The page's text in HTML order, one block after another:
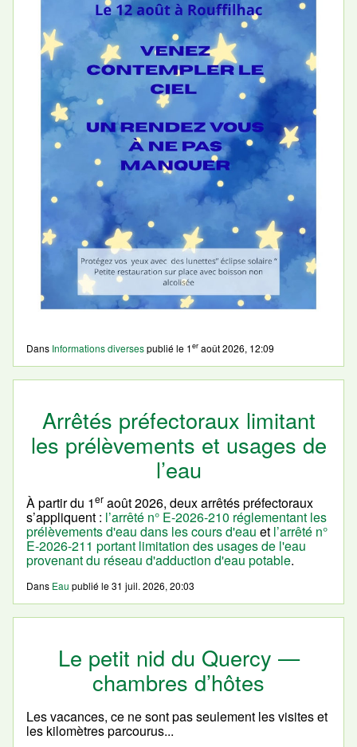
Dans Informations diversespublié le 1er août 2026, 12:09
Arrêtés préfectoraux limitant
les prélèvements et usages de
l’eau
À partir du 1er août 2026, deux arrêtés préfectoraux
s’appliquent : l’arrêté n° E-2026-210 réglementant les
prélèvements d'eau dans les cours d'eau et l’arrêté n°
E-2026-211 portant limitation des usages de l'eau
provenant du réseau d'adduction d'eau potable.
Dans Eau publié le31 juil. 2026, 20:03
Le petit nid du Quercy —
chambres d’hôtes
Les vacances, ce ne sont pas seulement les visites et
les kilomètres parcourus...